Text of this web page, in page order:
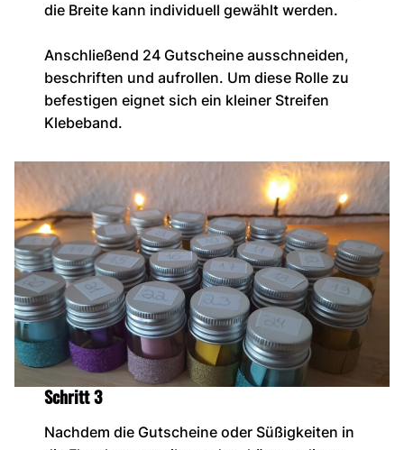
die Breite kann individuell gewählt werden.
Anschließend 24 Gutscheine ausschneiden,
beschriften und aufrollen. Um diese Rolle zu
befestigen eignet sich ein kleiner Streifen
Klebeband.
Schritt 3
Nachdem die Gutscheine oder Süßigkeiten in